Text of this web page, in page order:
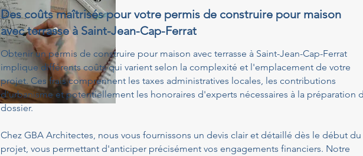
Des coûts maîtrisés pour votre permis de construire pour maison
avec terrasse à Saint-Jean-Cap-Ferrat
Obtenir un permis de construire pour maison avec terrasse à Saint-Jean-Cap-Ferrat
implique différents coûts qui varient selon la complexité et l'emplacement de votre
projet. Ces frais comprennent les taxes administratives locales, les contributions
d'urbanisme et potentiellement les honoraires d'experts nécessaires à la préparation
dossier.
Chez GBA Architectes, nous vous fournissons un devis clair et détaillé dès le début du
projet, vous permettant d'anticiper précisément vos engagements financiers. Notre